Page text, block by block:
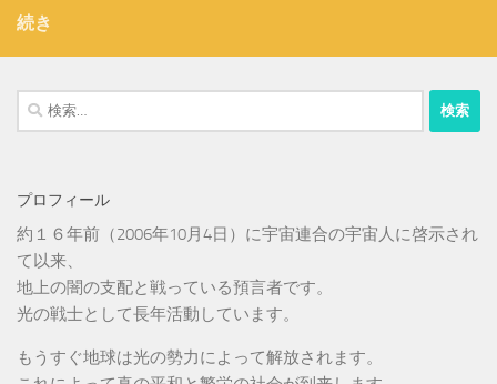
続き
検
索:
プロフィール
約１６年前（2006年10月4日）に宇宙連合の宇宙人に啓示され
て以来、
地上の闇の支配と戦っている預言者です。
光の戦士として長年活動しています。
もうすぐ地球は光の勢力によって解放されます。